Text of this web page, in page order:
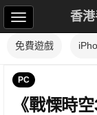
香
免費遊戲
PC
《戰慄時